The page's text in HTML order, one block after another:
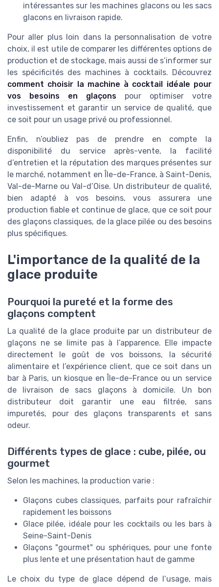
intéressantes sur les machines glacons ou les sacs
glacons en livraison rapide.
Pour aller plus loin dans la personnalisation de votre
choix, il est utile de comparer les différentes options de
production et de stockage, mais aussi de s’informer sur
les spécificités des machines à cocktails. Découvrez
comment choisir la machine à cocktail idéale pour
vos besoins en glaçons pour optimiser votre
investissement et garantir un service de qualité, que
ce soit pour un usage privé ou professionnel.
Enfin, n’oubliez pas de prendre en compte la
disponibilité du service après-vente, la facilité
d’entretien et la réputation des marques présentes sur
le marché, notamment en Île-de-France, à Saint-Denis,
Val-de-Marne ou Val-d’Oise. Un distributeur de qualité,
bien adapté à vos besoins, vous assurera une
production fiable et continue de glace, que ce soit pour
des glaçons classiques, de la glace pilée ou des besoins
plus spécifiques.
L'importance de la qualité de la
glace produite
Pourquoi la pureté et la forme des
glaçons comptent
La qualité de la glace produite par un distributeur de
glaçons ne se limite pas à l’apparence. Elle impacte
directement le goût de vos boissons, la sécurité
alimentaire et l’expérience client, que ce soit dans un
bar à Paris, un kiosque en Île-de-France ou un service
de livraison de sacs glaçons à domicile. Un bon
distributeur doit garantir une eau filtrée, sans
impuretés, pour des glaçons transparents et sans
odeur.
Différents types de glace : cube, pilée, ou
gourmet
Selon les machines, la production varie :
Glaçons cubes classiques, parfaits pour rafraîchir
rapidement les boissons
Glace pilée, idéale pour les cocktails ou les bars à
Seine-Saint-Denis
Glaçons "gourmet" ou sphériques, pour une fonte
plus lente et une présentation haut de gamme
Le choix du type de glace dépend de l’usage, mais